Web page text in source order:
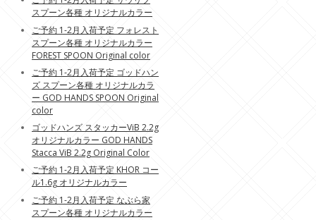
スプーン各種 オリジナルカラー
ご予約 1-2月入荷予定 フォレスト
スプーン各種 オリジナルカラー
FOREST SPOON Original color
ご予約 1-2月入荷予定 ゴッドハン
ズ スプーン各種 オリジナルカラ
ー GOD HANDS SPOON Original
color
ゴッドハンズ スタッカーViB 2.2g
オリジナルカラー GOD HANDS
Stacca ViB 2.2g Original Color
ご予約 1-2月入荷予定 KHOR コー
ル1.6g オリジナルカラー
ご予約 1-2月入荷予定 なぶら家
スプーン各種 オリジナルカラー